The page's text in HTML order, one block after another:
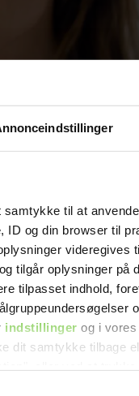
samtykke til at
ID og din browser til
videregives
tilgår oplysninger på
tilpasset indhold,
indstillinger og i vores
dit samtykke tilbage
min
ham
selv de
stjernetegn